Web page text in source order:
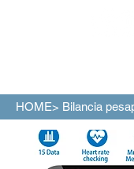
HOME> Bilancia